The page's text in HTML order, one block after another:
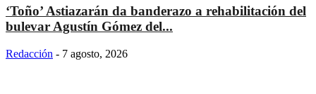
‘Toño’ Astiazarán da banderazo a rehabilitación del
bulevar Agustín Gómez del...
Redacción - 7 agosto, 2026